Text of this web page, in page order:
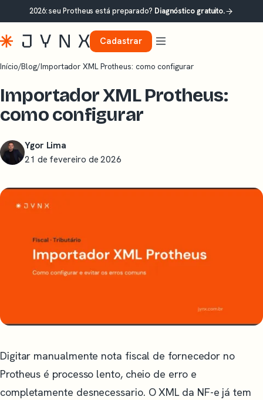
2026: seu Protheus está preparado? Diagnóstico gratuito.
Cadastrar
Início/Blog/Importador XML Protheus: como configurar
Importador XML Protheus:
como configurar
Ygor Lima
21 de fevereiro de 2026
Digitar manualmente nota fiscal de fornecedor no
Protheus é processo lento, cheio de erro e
completamente desnecessario. O XML da NF-e já tem